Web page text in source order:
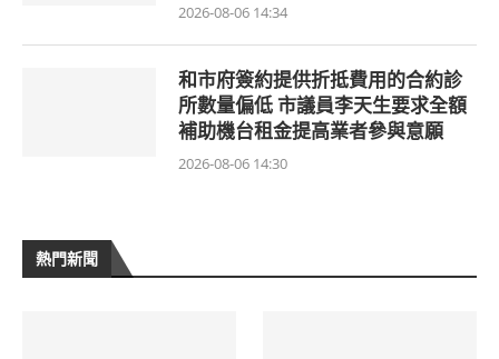
2026-08-06 14:34
和市府簽約提供折抵費用的合約診
所數量偏低 市議員李天生要求全額
補助機台租金提高業者參與意願
2026-08-06 14:30
熱門新聞